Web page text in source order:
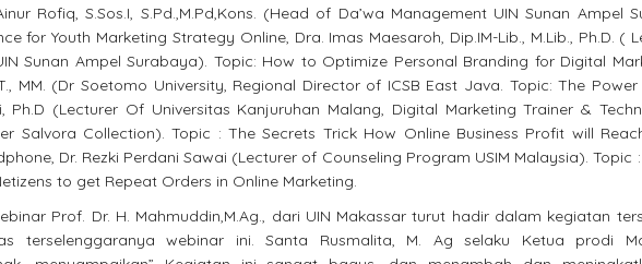
Rofiq, S.Sos.I, S.Pd.,M.Pd,Kons. (Head of Da’wa Management UIN Sunan Ampel
for Youth Marketing Strategy Online, Dra. Imas Maesaroh, Dip.IM-Lib., M.Lib., Ph.D. (
Sunan Ampel Surabaya). Topic: How to Optimize Personal Branding for Digital
MM. (Dr Soetomo University, Regional Director of ICSB East Java. Topic: The
Ph.D (Lecturer Of Universitas Kanjuruhan Malang, Digital Marketing Trainer &
Salvora Collection). Topic : The Secrets Trick How Online Business Profit will
Dr. Rezki Perdani Sawai (Lecturer of Counseling Program USIM Malaysia). Topic
to get Repeat Orders in Online Marketing.
Prof. Dr. H. Mahmuddin,M.Ag., dari UIN Makassar turut hadir dalam kegiatan
terselenggaranya webinar ini. Santa Rusmalita, M. Ag selaku Ketua prodi